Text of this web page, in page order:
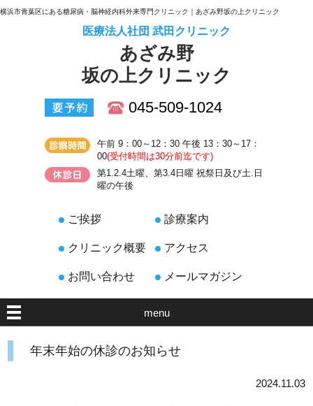
横浜市青葉区にある糖尿病・脳神経内科外来専門クリニック｜あざみ野坂の上クリニック
医療法人社団 武田クリニック
あざみ野
坂の上クリニック
045-509-1024
午前 9：00～12：30 午後 13：30～17：
00(受付時間は30分前迄です)
第1.2.4土曜、第3.4日曜 祝祭日及び土.日
曜の午後
ご挨拶 診療案内
クリニック概要 アクセス
お問い合わせ メールマガジン
menu
年末年始の休診のお知らせ
2024.11.03